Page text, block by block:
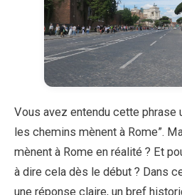
Vous avez entendu cette phrase
les chemins mènent à Rome”.
mènent à Rome en réalité ? Et
à dire cela dès le début ? Dans
une réponse claire, un bref